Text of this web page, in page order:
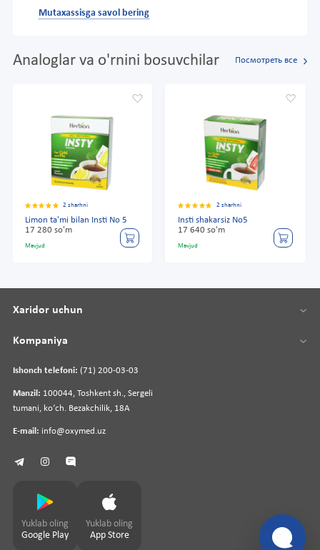
Mutaxassisga savol bering
Analoglar va o'rnini bosuvchilar Посмотреть все
2 sharhni
Limon ta'mi bilan Insti No 5
17 280 so'm
Mavjud
2 sharhni
Insti shakarsiz No5
17 640 so'm
Mavjud
Ishonch telefoni: (71) 200-03-03
Manzil: 100044, Toshkent sh., Sergeli
tumani, koʻch. Bezakchilik, 18A
E-mail: info@oxymed.uz
Xaridor uchun
Kompaniya
Yuklab oling
Google Play
Yuklab oling
App Store